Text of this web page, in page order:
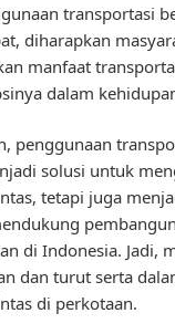
transportasi
diharapkan
manfaat
dalam
penggunaan
solusi untuk
tetapi juga
di Indonesia. Jadi,
dan turut serta
di perkotaan.